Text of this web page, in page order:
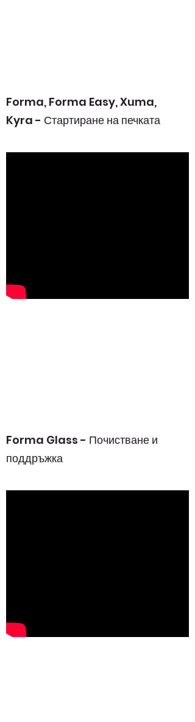
Forma, Forma Easy, Xuma,
Kyra - Стартиране на печката
Forma Glass - Почистване и
поддръжка